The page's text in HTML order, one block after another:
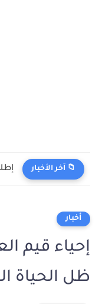
📁 آخر الأخبار
أخبار
إحياء قيم
ظل الحياة